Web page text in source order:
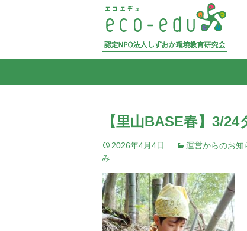
【里山BASE春】3/
2026年4月4日 運営からのお知
み